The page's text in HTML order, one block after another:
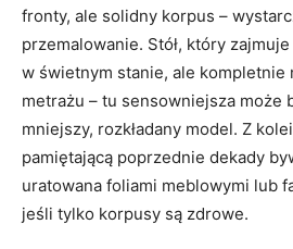
fronty, ale solidny korpus –
przemalowanie. Stół, który
w świetnym stanie, ale kompletnie
metrażu – tu sensowniejsza może
mniejszy, rozkładany model. Z
pamiętającą poprzednie dekady
uratowana foliami meblowymi lub
jeśli tylko korpusy są zdrowe.